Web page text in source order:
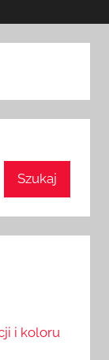
Szukaj
i koloru